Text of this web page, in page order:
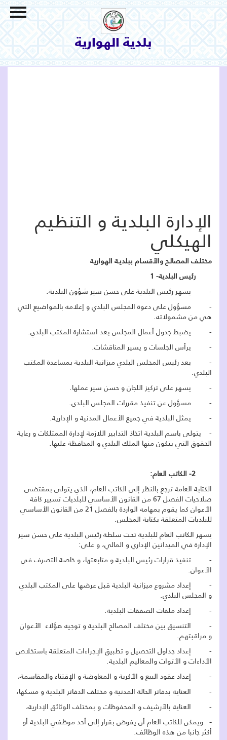
الاتصال بنا
السياحة و الثقافة
البيئة والمحيط
بلدية الهوارية
الإدارة البلدية و التنظيم
الهيكلي
مختلـف المصالـح والأقسـام ببلديـة الهوارية
رئيس البلدية- 1
- يسهر رئيس البلدية على حسن سير شؤون البلدية.
- مسؤول على دعوة المجلس البلدي و إعلامه بالمواضيع التي
هي من مشمولاته.
- يضبط جدول أعمال المجلس بعد استشارة المكتب البلدي.
- يرأس الجلسات و يسير المناقشات.
- يعد رئيس المجلس البلدي ميزانية البلدية بمساعدة المكتب
البلدي.
- يسهر على تركيز اللجان و حسن سير عملها.
- مسؤول عن تنفيذ مقررات المجلس البلدي.
- يمثل البلدية في جميع الأعمال المدنية و الإدارية.
- يتولى باسم البلدية اتخاذ التدابير اللازمة لإدارة الممتلكات و رعاية
الحقوق التي يتكون منها الملك البلدي و المحافظة عليها.
الكتابة العامة ترجع بالنظر إلى الكاتب العام، الذي يتولى بمقتضى
صلاحيات الفصل 67 من القانون الأساسي للبلديات تسيير كافة
الأعوان كما يقوم بمهامه الواردة بالفصل 21 من القانون الأساسي
للبلديات المتعلقة بكتابة المجلس.
يسهر الكاتب العام للبلدية تحت سلطة رئيس البلدية على حسن سير
الإدارة في الميدانين الإداري و المالي، و على:
- تنفيذ قرارات رئيس البلدية و متابعتها، و خاصة التصرف في
الأعوان.
- إعداد مشروع ميزانية البلدية قبل عرضها على المكتب البلدي
و المجلس البلدي.
- إعداد ملفات الصفقات البلدية.
- التنسيق بين مختلف المصالح البلدية و توجيه هؤلاء الأعوان
و مراقبتهم.
- إعداد جداول التحصيل و تطبيق الإجراءات المتعلقة باستخلاص
الأداءات و الأتوات والمعاليم البلدية.
- إعداد عقود البيع و الأكرية و المعاوضة و الإقتناء والمقاسمة،
- العناية بدفاتر الحالة المدنية و مختلف الدفاتر البلدية و مسكها،
- العناية بالأرشيف و المحفوظات و بمختلف الوثائق الإدارية،
- ويمكن للكاتب العام أن يفوض بقرار إلى أحد موظفي البلدية أو
أكثر جانبا من هذه الوظائف.